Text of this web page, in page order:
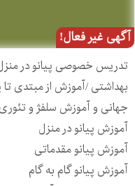
آگهی غیر فعال!
تدریس خصوصی پیانو در
بهداشتی /آموزش از مبتدی
جهانی و آموزش سلفژ و
آموزش پیانو در منزل
آموزش پیانو مقدماتی
آموزش پیانو گام به گام